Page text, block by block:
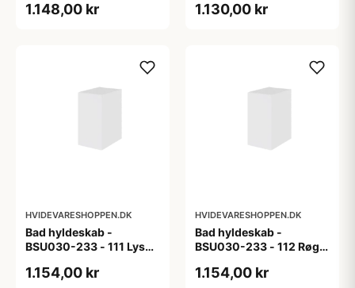
1.148,00 kr 1.130,00 kr
HVIDEVARESHOPPEN.DK
Bad hyldeskab -
BSU030-233 - 111 Lys
1.154,00 kr
HVIDEVARESHOPPEN.DK
Bad hyldeskab -
BSU030-233 - 112 Røget
1.154,00 kr